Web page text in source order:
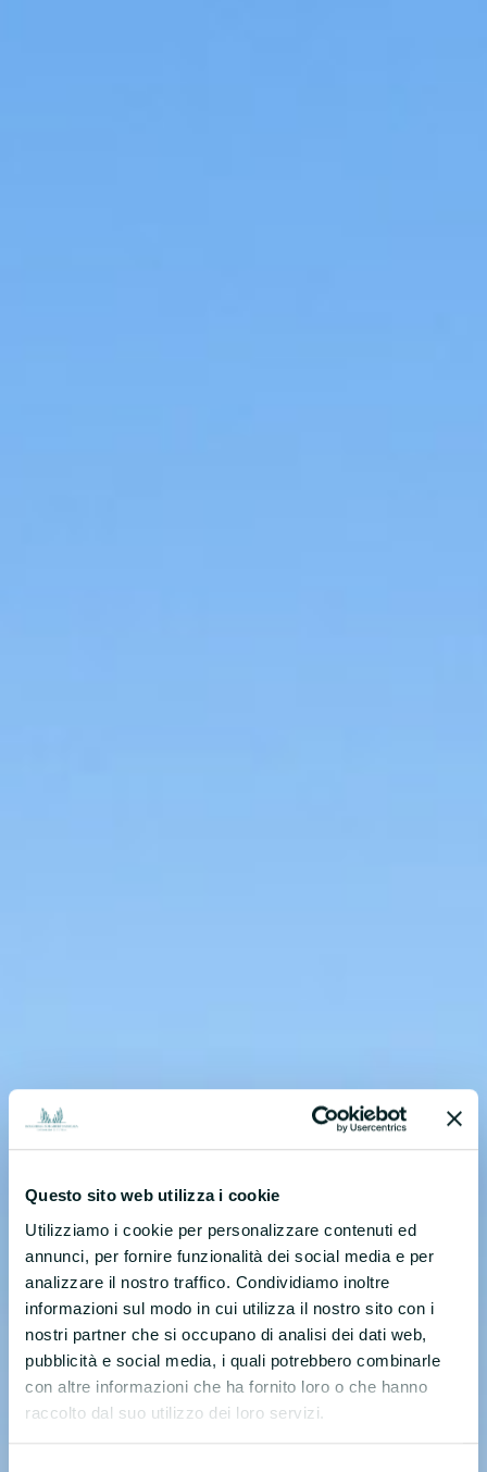
Questo sito web utilizza i cookie
Utilizziamo i cookie per personalizzare contenuti ed
annunci, per fornire funzionalità dei social media e per
analizzare il nostro traffico. Condividiamo inoltre
informazioni sul modo in cui utilizza il nostro sito con i
nostri partner che si occupano di analisi dei dati web,
pubblicità e social media, i quali potrebbero combinarle
con altre informazioni che ha fornito loro o che hanno
raccolto dal suo utilizzo dei loro servizi.